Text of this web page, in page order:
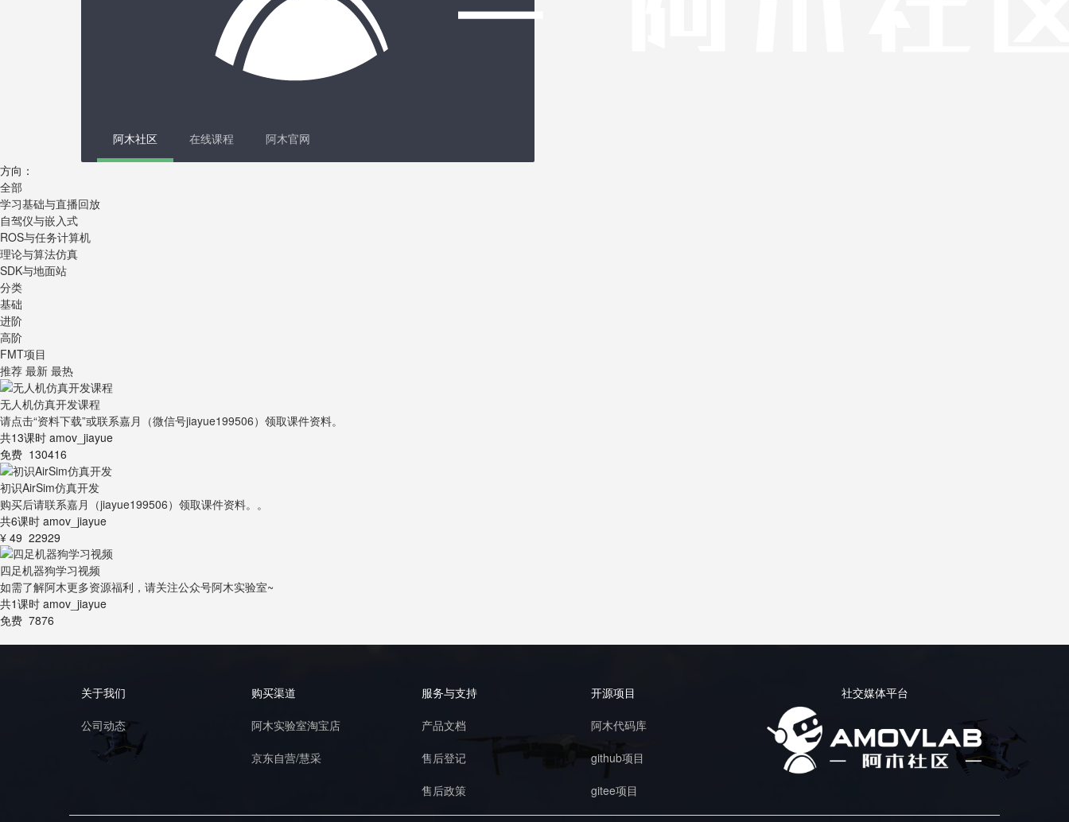
阿木社区 在线课程
阿木官网
方向：
全部
学习基础与直播回放
自驾仪与嵌入式
ROS与任务计算机
理论与算法仿真
SDK与地面站
分类
基础
进阶
高阶
FMT项目
推荐 最新 最热
无人机仿真开发课程
请点击“资料下载”或联系嘉月（微信号jiayue199506）领取课件资料。
共13课时 amov_jiayue
免费 130416
初识AirSim仿真开发
购买后请联系嘉月（jiayue199506）领取课件资料。。
共6课时 amov_jiayue
¥ 49 22929
四足机器狗学习视频
如需了解阿木更多资源福利，请关注公众号阿木实验室~
共1课时 amov_jiayue
免费 7876
关于我们
公司动态
购买渠道
阿木实验室淘宝店
京东自营/慧采
服务与支持
产品文档
售后登记
售后政策
开源项目
阿木代码库
github项目
gitee项目
社交媒体平台